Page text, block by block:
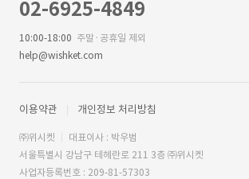
02-6925-4849
10:00-18:00 주말·공휴일 제외
help@wishket.com
이용약관 개인정보 처리방침
㈜위시켓
대표이사 : 박우범
서울특별시 강남구 테헤란로 211 3층 ㈜위시켓
사업자등록번호 : 209-81-57303